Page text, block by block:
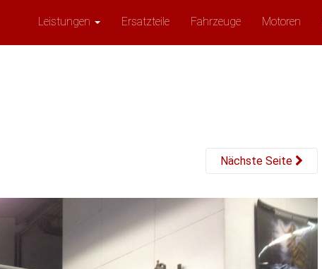
Leistungen Ersatzteile Fahrzeuge Motoren
Nächste Seite